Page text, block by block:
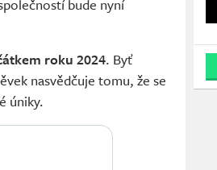
bude nyní
roku 2024. Byť
nasvědčuje tomu, že se
úniky.